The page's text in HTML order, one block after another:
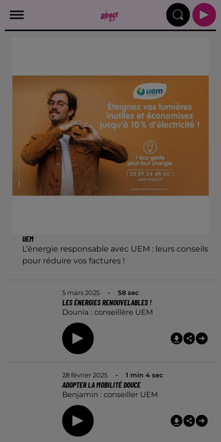
UEM
L’énergie responsable avec UEM : leurs conseils
pour réduire vos factures !
5 mars 2025 - 58 sec
LES ÉNERGIES RENOUVELABLES !
Dounia : conseillère UEM
28 février 2025 - 1 min 4 sec
ADOPTER LA MOBILITÉ DOUCE
Benjamin : conseiller UEM